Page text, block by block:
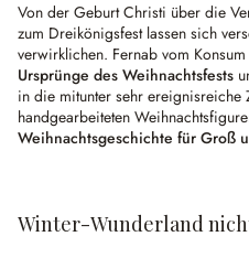
Von der Geburt Christi über die
zum Dreikönigsfest lassen sich
verwirklichen. Fernab vom
Ursprünge des Weihnachtsfests
in die mitunter sehr ereignisreiche
handgearbeiteten
Weihnachtsgeschichte für Groß
Winter-Wunderland